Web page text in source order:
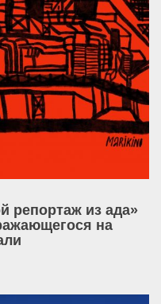
репортаж из ада»
на